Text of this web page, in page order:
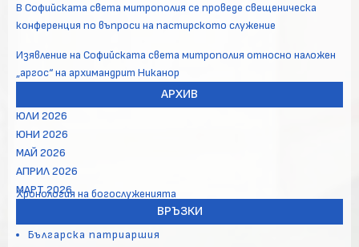
В Софийската света митрополия се проведе свещеническа
конференция по въпроси на пастирското служение
Изявление на Софийската света митрополия относно наложен
„аргос“ на архимандрит Никанор
АРХИВ
ЮЛИ 2026
ЮНИ 2026
МАЙ 2026
АПРИЛ 2026
МАРТ 2026
Хронология на богослуженията
ВРЪЗКИ
Българска патриаршия